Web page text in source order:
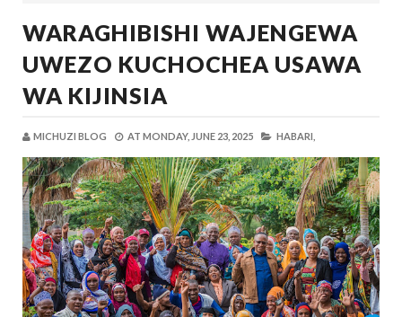
WARAGHIBISHI WAJENGEWA
UWEZO KUCHOCHEA USAWA
WA KIJINSIA
MICHUZI BLOG AT MONDAY, JUNE 23, 2025 HABARI,